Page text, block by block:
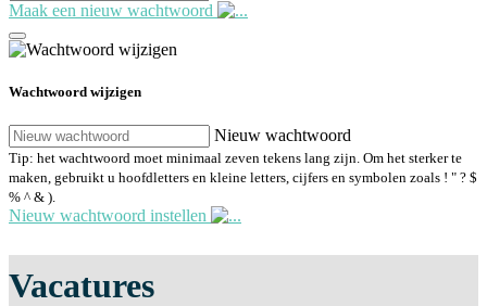
Maak een nieuw wachtwoord
Wachtwoord wijzigen
Nieuw wachtwoord
Tip: het wachtwoord moet minimaal zeven tekens lang zijn. Om het sterker te
maken, gebruikt u hoofdletters en kleine letters, cijfers en symbolen zoals ! " ? $
% ^ & ).
Nieuw wachtwoord instellen
Vacatures